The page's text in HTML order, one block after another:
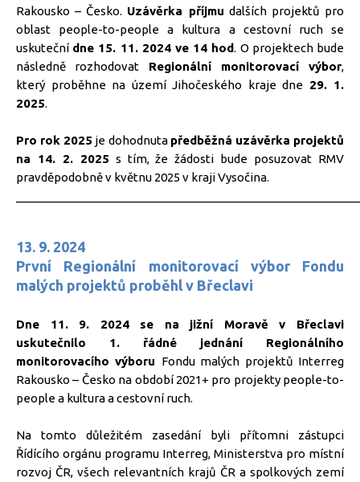
Rakousko – Česko. Uzávěrka příjmu dalších projektů pro
oblast people-to-people a kultura a cestovní ruch se
uskuteční dne 15. 11. 2024 ve 14 hod. O projektech bude
následně rozhodovat Regionální monitorovací výbor,
který proběhne na území Jihočeského kraje dne 29. 1.
2025.
Pro rok 2025 je dohodnuta předběžná uzávěrka projektů
na 14. 2. 2025 s tím, že žádosti bude posuzovat RMV
pravděpodobně v květnu 2025 v kraji Vysočina.
13. 9. 2024
První Regionální monitorovací výbor Fondu
malých projektů proběhl v Břeclavi
Dne 11. 9. 2024 se na jižní Moravě v Břeclavi
uskutečnilo 1. řádné jednání Regionálního
monitorovacího výboru Fondu malých projektů Interreg
Rakousko – Česko na období 2021+ pro projekty people-to-
people a kultura a cestovní ruch.
Na tomto důležitém zasedání byli přítomni zástupci
Řídícího orgánu programu Interreg, Ministerstva pro místní
rozvoj ČR, všech relevantních krajů ČR a spolkových zemí